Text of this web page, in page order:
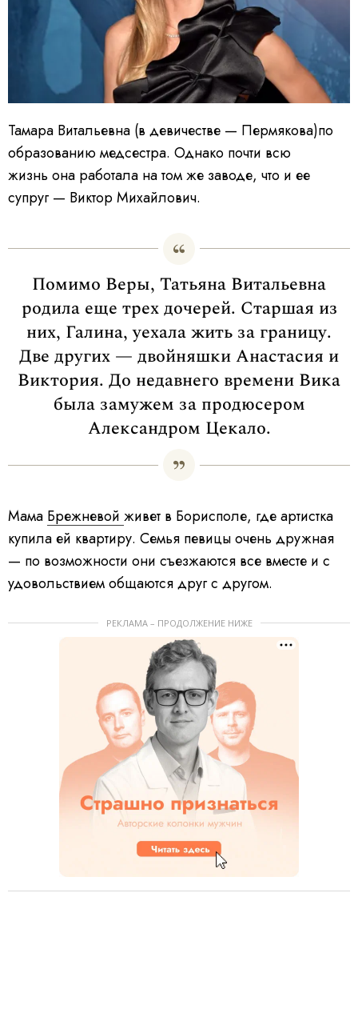
Тамара Витальевна (в девичестве — Пермякова)по
образованию медсестра. Однако почти всю
жизнь она работала на том же заводе, что и ее
супруг — Виктор Михайлович.
Помимо Веры, Татьяна Витальевна
родила еще трех дочерей. Старшая из
них, Галина, уехала жить за границу.
Две других — двойняшки Анастасия и
Виктория. До недавнего времени Вика
была замужем за продюсером
Александром Цекало.
Мама Брежневой живет в Борисполе, где артистка
купила ей квартиру. Семья певицы очень дружная
— по возможности они съезжаются все вместе и с
удовольствием общаются друг с другом.
РЕКЛАМА – ПРОДОЛЖЕНИЕ НИЖЕ